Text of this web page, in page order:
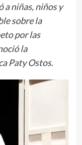
a niñas, niños y
sobre la
por las
la
Paty Ostos.